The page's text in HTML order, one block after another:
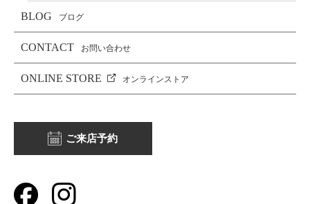
BLOG ブログ
CONTACT お問い合わせ
ONLINE STORE オンラインストア
ご来店予約